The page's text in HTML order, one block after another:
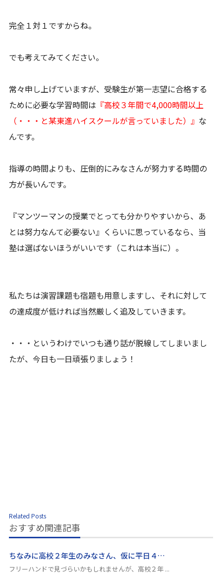
完全１対１ですからね。
でも考えてみてください。
常々申し上げていますが、受験生が第一志望に合格する
ために必要な学習時間は 『高校３年間で4,000時間以上
（・・・と某東進ハイスクールが言っていました）』 な
んです。
指導の時間よりも、圧倒的にみなさんが努力する時間の
方が長いんです。
『マンツーマンの授業でとっても分かりやすいから、あ
とは努力なんて必要ない』くらいに思っているなら、当
塾は選ばないほうがいいです（これは本当に）。
私たちは演習課題も宿題も用意しますし、それに対して
の達成度が低ければ当然厳しく追及していきます。
・・・というわけでいつも通り話が脱線してしまいまし
たが、今日も一日頑張りましょう！
Related Posts
おすすめ関連記事
ちなみに高校２年生のみなさん、仮に平日４…
フリーハンドで見づらいかもしれませんが、高校２年 ...